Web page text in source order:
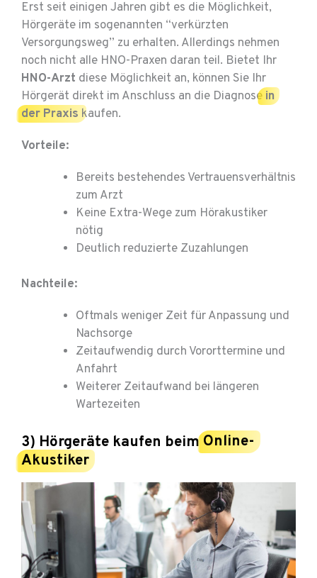
Erst seit einigen Jahren gibt es die Möglichkeit,
Hörgeräte im sogenannten “verkürzten
Versorgungsweg” zu erhalten. Allerdings nehmen
noch nicht alle HNO-Praxen daran teil. Bietet Ihr
HNO-Arzt diese Möglichkeit an, können Sie Ihr
Hörgerät direkt im Anschluss an die Diagnose in
der Praxis kaufen.
Vorteile:
Bereits bestehendes Vertrauensverhältnis
zum Arzt
Keine Extra-Wege zum Hörakustiker
nötig
Deutlich reduzierte Zuzahlungen
Nachteile:
Oftmals weniger Zeit für Anpassung und
Nachsorge
Zeitaufwendig durch Vororttermine und
Anfahrt
Weiterer Zeitaufwand bei längeren
Wartezeiten
3) Hörgeräte kaufen beimOnline-
Akustiker